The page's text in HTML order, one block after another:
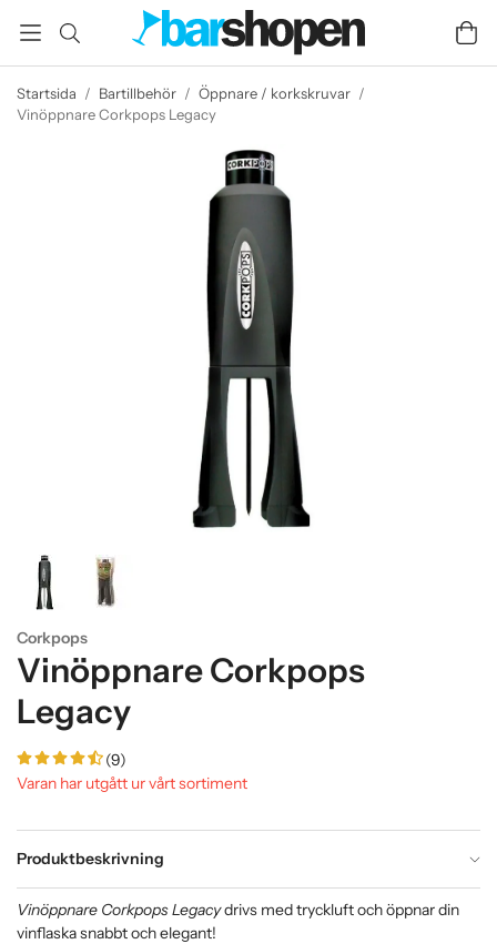
Startsida / Bartillbehör / Öppnare / korkskruvar /
Vinöppnare Corkpops Legacy
Corkpops
Vinöppnare Corkpops
Legacy
(9)
Varan har utgått ur vårt sortiment
Produktbeskrivning
Vinöppnare Corkpops Legacydrivs med tryckluft och öppnar din
vinflaska snabbt och elegant!